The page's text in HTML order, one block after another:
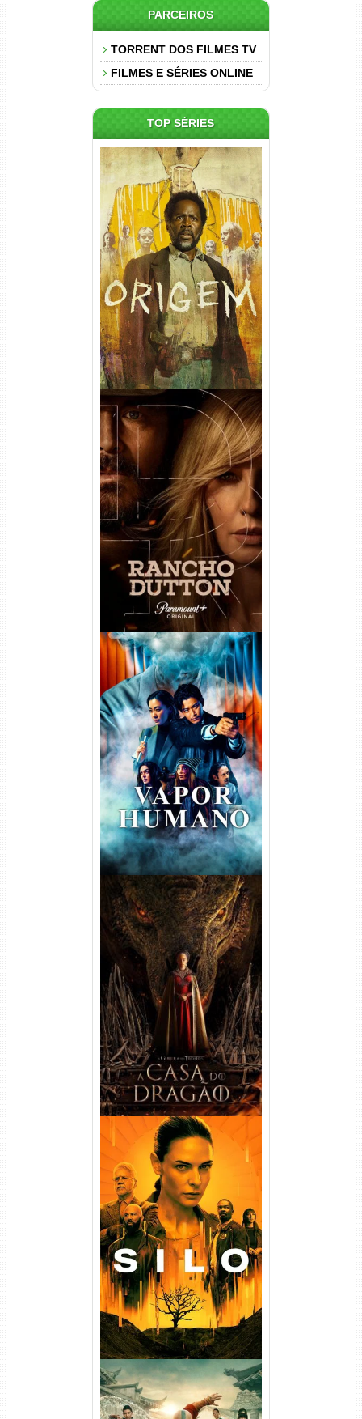
PARCEIROS
TORRENT DOS FILMES TV
FILMES E SÉRIES ONLINE
TOP SÉRIES
Origem 4ª Temporada Torrent
(2026) WEB-DL 1080p/4K
Dual Áudio
Rancho Dutton 1ª
Temporada Torrent (2026)
WEB-DL 1080p Dual Áudio
Vapor Humano 1ª Temporada
Torrent (2026) WEB-DL 1080p
Dual Áudio
A Casa do Dragão 1ª
Temporada Torrent (2022)
WEB-DL 720p/1080p Dual
Áudio
Silo 1ª Temporada Torrent
(2023) WEB-DL
720p/1080p/4K Dual Áudio